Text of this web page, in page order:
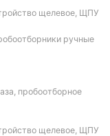
щелевое, ЩПУ
ручные
пробоотборное
щелевое, ЩПУ